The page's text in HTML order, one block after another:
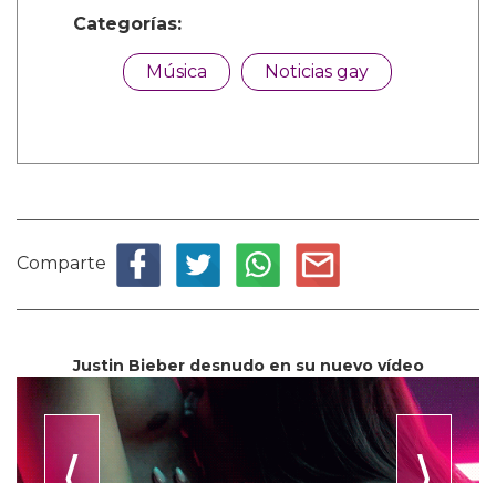
Categorías:
Música Noticias gay
Comparte
Justin Bieber desnudo en su nuevo vídeo